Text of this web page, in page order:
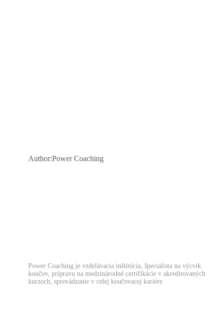
Author:Power Coaching
Power Coaching je vzdelávacia inštitúcia, špecialista na výcvik
koučov, prípravu na medzinárodné certifikácie v akreditovaných
kurzoch, sprevádzanie v celej koučovacej kariére.